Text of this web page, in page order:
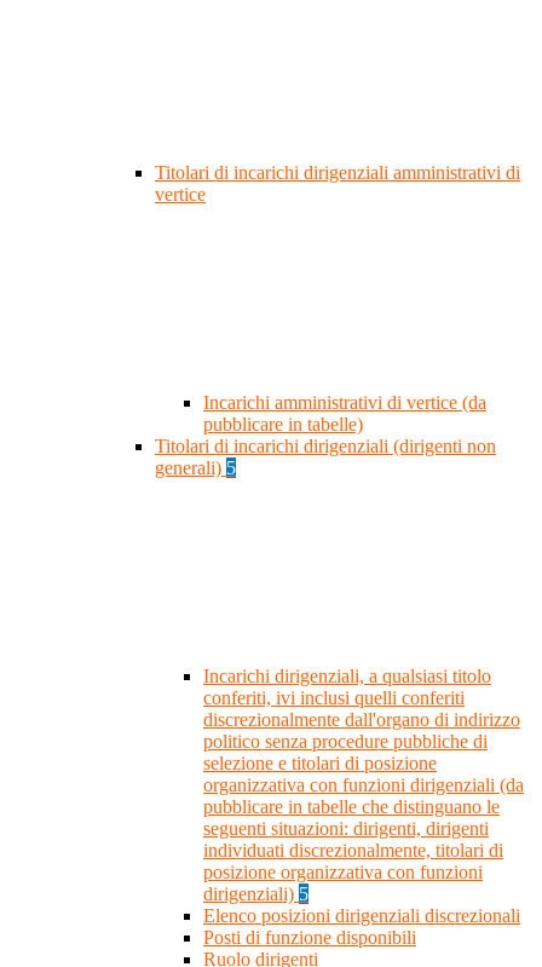
Titolari di incarichi dirigenziali amministrativi di
vertice
Incarichi amministrativi di vertice (da
pubblicare in tabelle)
Titolari di incarichi dirigenziali (dirigenti non
generali) 5
Incarichi dirigenziali, a qualsiasi titolo
conferiti, ivi inclusi quelli conferiti
discrezionalmente dall'organo di indirizzo
politico senza procedure pubbliche di
selezione e titolari di posizione
organizzativa con funzioni dirigenziali (da
pubblicare in tabelle che distinguano le
seguenti situazioni: dirigenti, dirigenti
individuati discrezionalmente, titolari di
posizione organizzativa con funzioni
dirigenziali) 5
Elenco posizioni dirigenziali discrezionali
Posti di funzione disponibili
Ruolo dirigenti